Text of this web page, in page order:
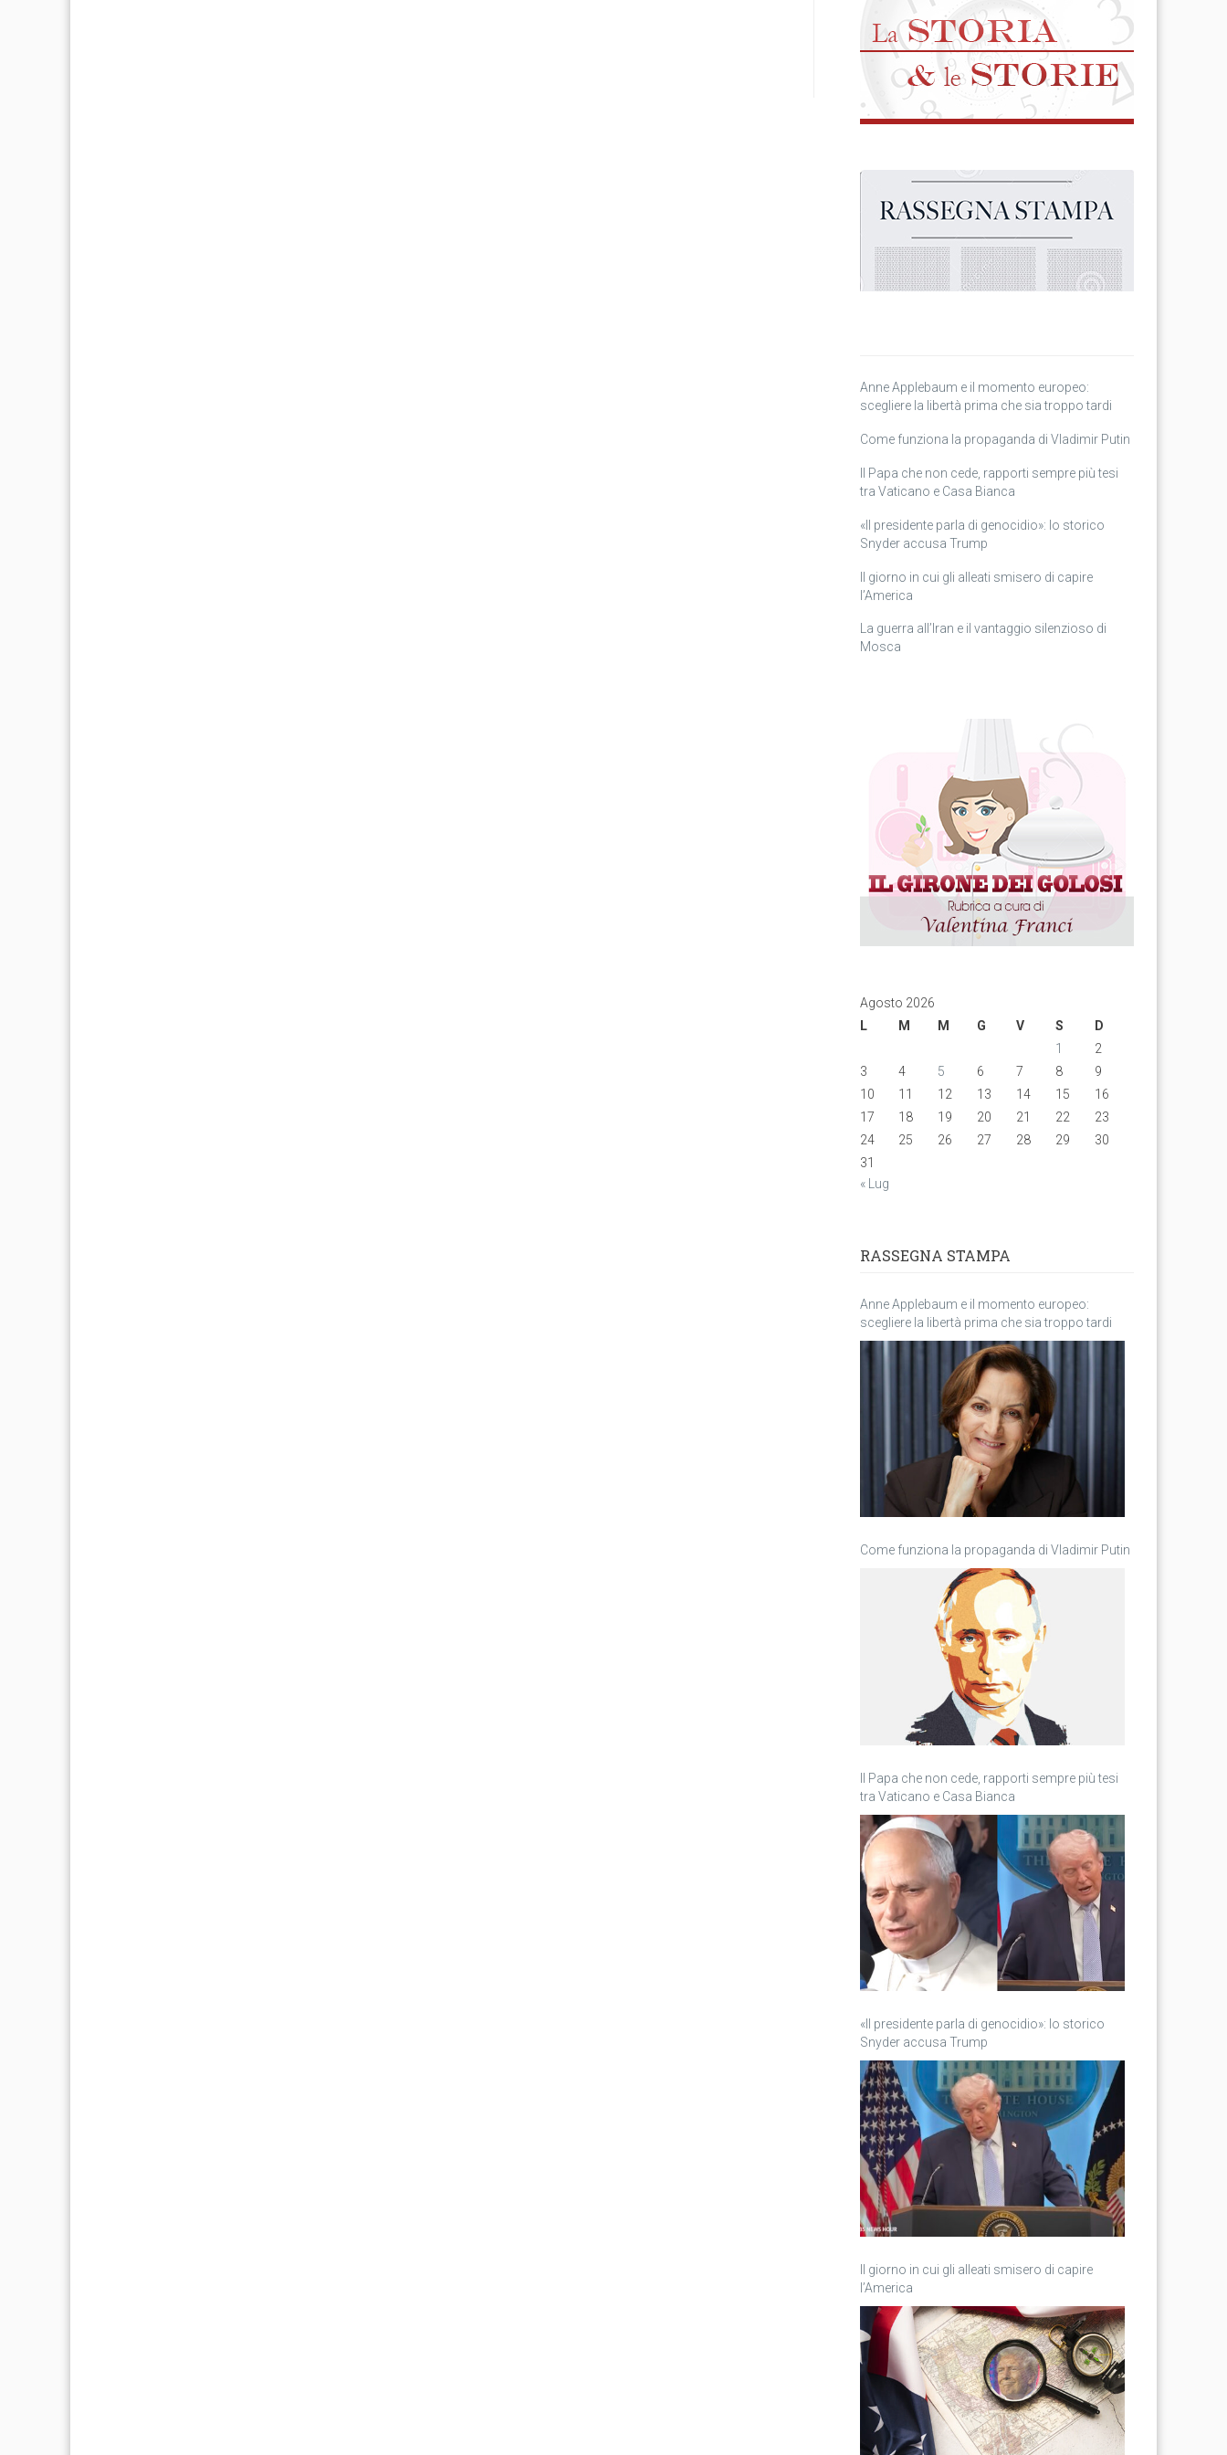
Anne Applebaum e il momento europeo:
scegliere la libertà prima che sia troppo tardi
Come funziona la propaganda di Vladimir Putin
Il Papa che non cede, rapporti sempre più tesi
tra Vaticano e Casa Bianca
«Il presidente parla di genocidio»: lo storico
Snyder accusa Trump
Il giorno in cui gli alleati smisero di capire
l’America
La guerra all’Iran e il vantaggio silenzioso di
Mosca
Agosto 2026
L
M M G V S
D
1
2
3
4 5 6 7 8
9
10
11 12 13 14 15
16
17
18 19 20 21 22
23
24
25 26 27 28 29
30
31
« Lug
RASSEGNA STAMPA
Anne Applebaum e il momento europeo:
scegliere la libertà prima che sia troppo tardi
Come funziona la propaganda di Vladimir Putin
Il Papa che non cede, rapporti sempre più tesi
tra Vaticano e Casa Bianca
«Il presidente parla di genocidio»: lo storico
Snyder accusa Trump
Il giorno in cui gli alleati smisero di capire
l’America